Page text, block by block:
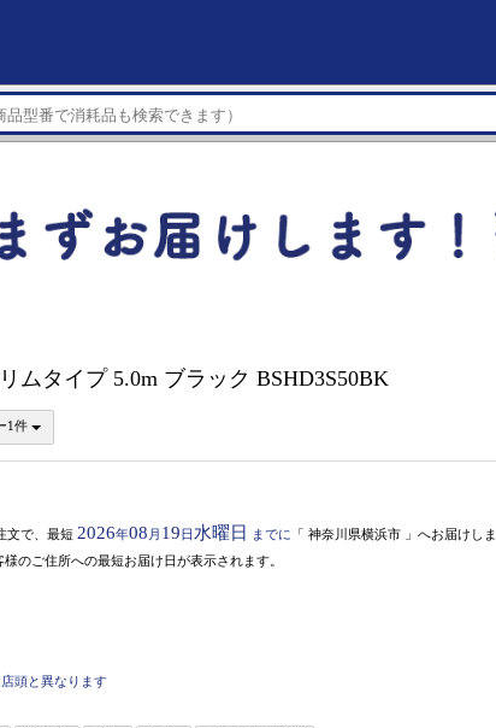
ムタイプ 5.0m ブラック BSHD3S50BK
1件
文で、最短 2026年08 月 19日 水曜日 までに 「 神奈川県横浜市 」 へお届けしま
のご住所への最短お届け日が表示されます。
頭と異なります